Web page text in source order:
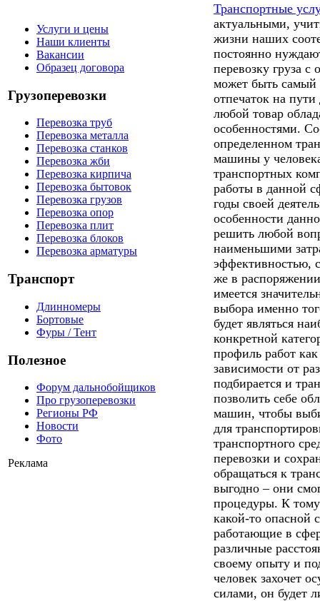
Услуги и цены
Наши клиенты
Вакансии
Образец договора
Грузоперевозки
Перевозка труб
Перевозка металла
Перевозка станков
Перевозка жби
Перевозка кирпича
Перевозка бытовок
Перевозка грузов
Перевозка опор
Перевозка плит
Перевозка блоков
Перевозка арматуры
Транспорт
Длинномеры
Бортовые
Фуры / Тент
Полезное
Форум дальнобойщиков
Про грузоперевозки
Регионы РФ
Новости
Фото
Реклама
Транспортные
актуальными,
жизни наших
постоянно
перевозку груза с
может быть самый
отпечаток на
любой товар
особенностями.
определенном
машины у
транспортных
работы в данной
годы своей
особенности
решить любой
наименьшими
эффективностью,
же в
имеется
выбора именно
будет являться
конкретной
профиль работ
зависимости от
подбирается и
позволить себе
машин, чтобы
для
транспортного
перевозки и
обращаться к
выгодно – они
процедуры. К
какой-то опасной
работающие в
различные
своему опыту и
человек захочет
силами, он будет